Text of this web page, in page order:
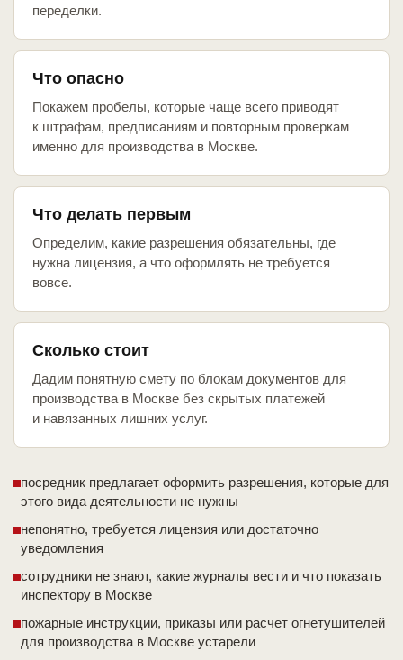
переделки.
Что опасно
Покажем пробелы, которые чаще всего приводят
к штрафам, предписаниям и повторным проверкам
именно для производства в Москве.
Что делать первым
Определим, какие разрешения обязательны, где
нужна лицензия, а что оформлять не требуется
вовсе.
Сколько стоит
Дадим понятную смету по блокам документов для
производства в Москве без скрытых платежей
и навязанных лишних услуг.
посредник предлагает оформить разрешения, которые для
этого вида деятельности не нужны
непонятно, требуется лицензия или достаточно
уведомления
сотрудники не знают, какие журналы вести и что показать
инспектору в Москве
пожарные инструкции, приказы или расчет огнетушителей
для производства в Москве устарели